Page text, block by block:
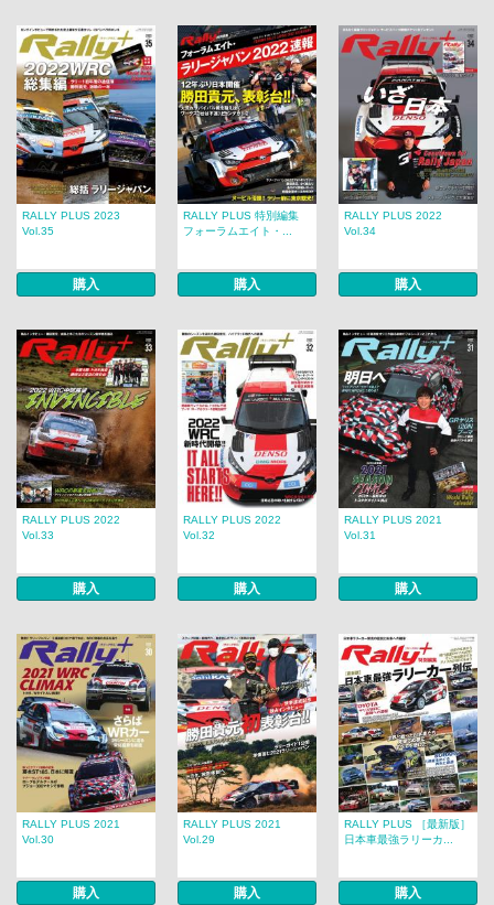
RALLY PLUS 2023
Vol.35
購入
RALLY PLUS 特別編集
フォーラムエイト・...
購入
RALLY PLUS 2022
Vol.34
購入
RALLY PLUS 2022
Vol.33
購入
RALLY PLUS 2022
Vol.32
購入
RALLY PLUS 2021
Vol.31
購入
RALLY PLUS 2021
Vol.30
購入
RALLY PLUS 2021
Vol.29
購入
RALLY PLUS ［最新版］
日本車最強ラリーカ...
購入